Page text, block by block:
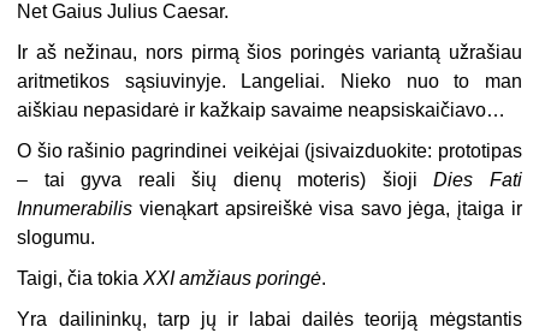
Net Gaius Julius Caesar.
Ir aš nežinau, nors pirmą šios poringės variantą užrašiau
aritmetikos sąsiuvinyje. Langeliai. Nieko nuo to man
aiškiau nepasidarė ir kažkaip savaime neapsiskaičiavo…
O šio rašinio pagrindinei veikėjai (įsivaizduokite: prototipas
– tai gyva reali šių dienų moteris) šiojiDies Fati
Innumerabilis vienąkart apsireiškė visa savo jėga, įtaiga ir
slogumu.
Taigi, čia tokiaXXI amžiaus poringė.
Yra dailininkų, tarp jų ir labai dailės teoriją mėgstantis